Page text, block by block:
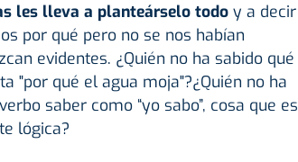
les lleva a planteárselo todoy a decir
por qué pero no se nos habían
evidentes. ¿Quién no ha sabido qué
"por qué el agua moja"?¿Quién no ha
saber como “yo sabo”, cosa que es
lógica?